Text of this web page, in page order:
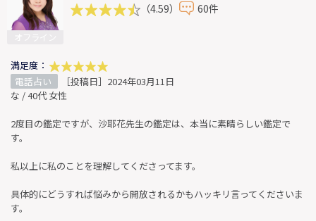
（4.59） 60件
満足度：
電話占い
［投稿日］2024年03月11日
な / 40代 女性
2度目の鑑定ですが、沙耶花先生の鑑定は、本当に素晴らしい鑑定で
す。
私以上に私のことを理解してくださってます。
具体的にどうすれば悩みから開放されるかもハッキリ言ってくださいま
す。